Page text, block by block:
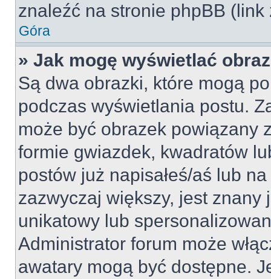
znaleźć na stronie phpBB
Góra
» Jak mogę wyświetlać
Są dwa obrazki, które mogą
podczas wyświetlania postu.
może być obrazek powiązany
formie gwiazdek, kwadratów
postów już napisałeś/aś lub
zazwyczaj większy, jest
unikatowy lub
Administrator forum może
awatary mogą być dostępne.